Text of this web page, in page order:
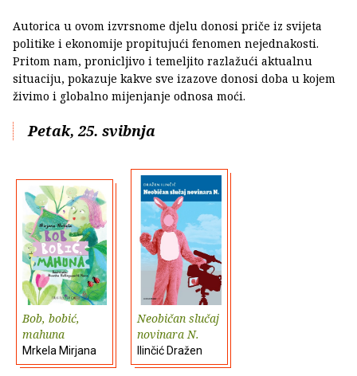
Autorica u ovom izvrsnome djelu donosi priče iz svijeta
politike i ekonomije propitujući fenomen nejednakosti.
Pritom nam, pronicljivo i temeljito razlažući aktualnu
situaciju, pokazuje kakve sve izazove donosi doba u kojem
živimo i globalno mijenjanje odnosa moći.
Petak, 25. svibnja
Bob, bobić,
mahuna
Mrkela Mirjana
Neobičan slučaj
novinara N.
Ilinčić Dražen